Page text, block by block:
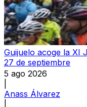
Guijuelo acoge la XI
27 de septiembre
5 ago 2026
Anass Álvarez